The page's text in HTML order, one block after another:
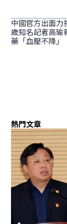
中國官方出面
歲知名記者高瑜
藥「血壓不降」
熱門文章